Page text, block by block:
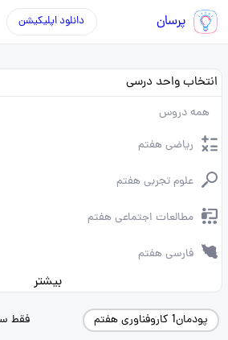
پرسان دانلود اپلیکیشن
انتخاب واحد درسی
همه دروس
ریاضی هفتم
علوم تجربی هفتم
مطالعات اجتماعی هفتم
فارسی هفتم
بیشتر
پودمان1 کاروفناوری هفتم فقط